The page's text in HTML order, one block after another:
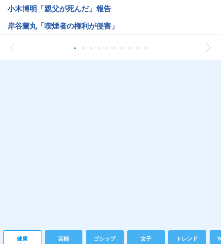
小木博明「親父が死んだ」報告
岸谷蘭丸「喫煙者の権利が侵害」
健康 芸能 ゴシップ 女子 トレンド